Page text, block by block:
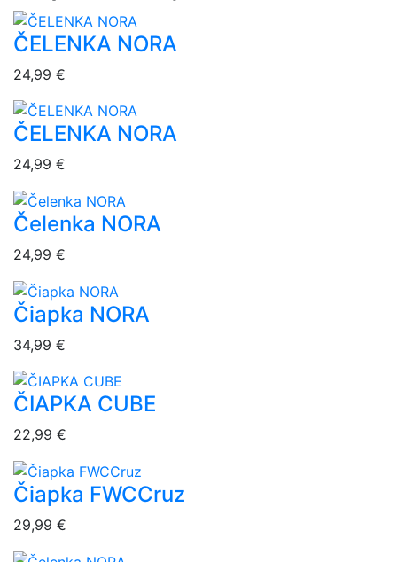
overlay bg
ČELENKA NORA
24,99 €
overlay bg
ČELENKA NORA
24,99 €
overlay bg
Čelenka NORA
24,99 €
overlay bg
Čiapka NORA
34,99 €
overlay bg
ČIAPKA CUBE
22,99 €
overlay bg
Čiapka FWCCruz
29,99 €